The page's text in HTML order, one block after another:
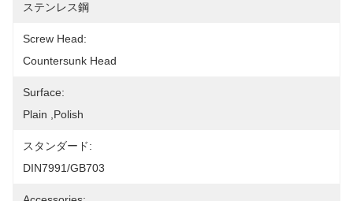
ステンレス鋼
Screw Head:
Countersunk Head
Surface:
Plain ,polish
スタンダード:
DIN7991/GB703